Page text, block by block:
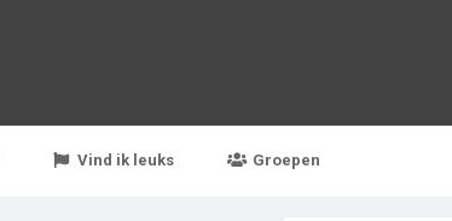
Vind ik leuks Groepen